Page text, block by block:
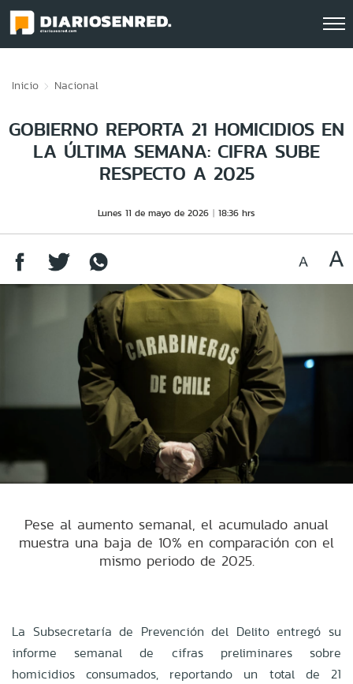
Inicio Nacional
GOBIERNO REPORTA 21 HOMICIDIOS EN
LA ÚLTIMA SEMANA: CIFRA SUBE
RESPECTO A 2025
Lunes 11 de mayo de 2026 18:36 hrs
Pese al aumento semanal, el acumulado anual
muestra una baja de 10% en comparación con el
mismo periodo de 2025.
La Subsecretaría de Prevención del Delito entregó su
informe semanal de cifras preliminares sobre
homicidios consumados, reportando un total de 21